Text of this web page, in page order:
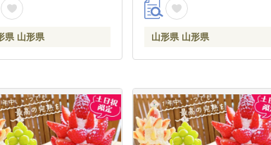
県 山形県 山形県 山形県